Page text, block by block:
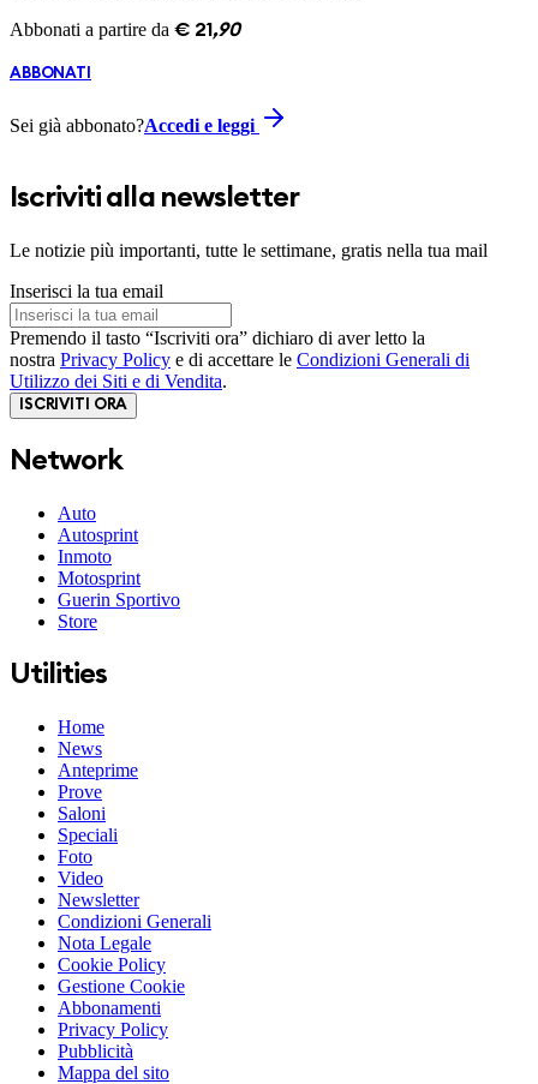
Abbonati a partire da € 21 ,90
ABBONATI
Sei già abbonato?Accedi e leggi
Iscriviti alla newsletter
Le notizie più importanti, tutte le settimane, gratis nella tua mail
Inserisci la tua email
Premendo il tasto “Iscriviti ora” dichiaro di aver letto la
nostra Privacy Policy e di accettare le Condizioni Generali di
Utilizzo dei Siti e di Vendita.
ISCRIVITI ORA
Network
Auto
Autosprint
Inmoto
Motosprint
Guerin Sportivo
Store
Utilities
Home
News
Anteprime
Prove
Saloni
Speciali
Foto
Video
Newsletter
Condizioni Generali
Nota Legale
Cookie Policy
Gestione Cookie
Abbonamenti
Privacy Policy
Pubblicità
Mappa del sito